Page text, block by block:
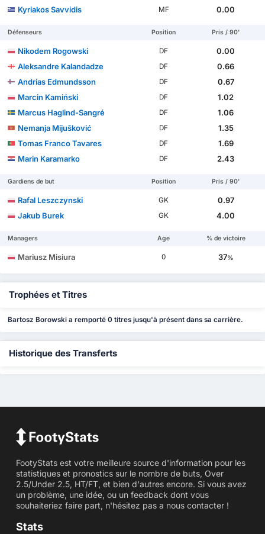
Kyriakos Savvidis
MF 0.00
Défenseurs Position Pris / 90'
Nikodem Rogowski DF
0.00
Aleksandre Kalandadze
DF
0.66
Andrias Edmundsson
DF
0.67
Marcin Kamiński
DF
1.02
Marcus Haglind-Sangré
DF
1.06
Nemanja Mijušković
DF
1.35
Tomas Franco Tavares
DF
1.69
Marin Karamarko
DF 2.43
Gardiens de but Position Pris / 90'
Rafal Leszczynski GK
0.97
Jakub Burek
GK 4.00
Managers Age % de victoire
Mariusz Misiura 0 37%
Trophées et Titres
Bartosz Borowski a remporté 0 titres jusqu'à présent dans sa carrière.
Historique des Transferts
FootyStats est votre meilleure source d'information pour les
statistiques et pronostics sur le nombre de buts, Over
2.5/Under 2.5, HT/FT, et bien d'autres encore. Si vous avez
un problème, une idée, ou un feedback dont vous
souhaiteriez faire part, n'hésitez pas a nous contacter !
Stats